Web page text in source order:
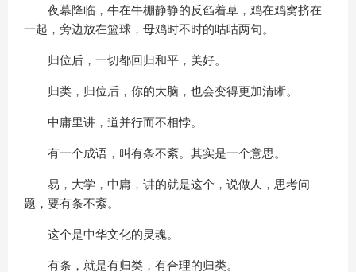
夜幕降临，牛在牛棚静静的反臽着草，鸡在鸡窝挤在
一起，旁边放在篮球，母鸡时不时的咕咕两句。
归位后，一切都回归和平，美好。
归类，归位后，你的大脑，也会变得更加清晰。
中庸里讲，道并行而不相悖。
有一个成语，叫有条不紊。其实是一个意思。
易，大学，中庸，讲的就是这个，说做人，思考问
题，要有条不紊。
这个是中华文化的灵魂。
有条，就是有归类，有合理的归类。